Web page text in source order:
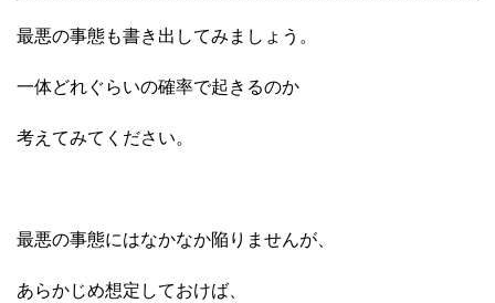
最悪の事態も書き出してみましょう。
一体どれぐらいの確率で起きるのか
考えてみてください。
最悪の事態にはなかなか陥りませんが、
あらかじめ想定しておけば、